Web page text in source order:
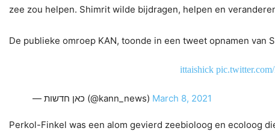
zee zou helpen. Shimrit wilde bijdragen, helpen en
De publieke omroep KAN, toonde in een tweet opnamen van
— כאן חדשות (@kann_news) March 8, 2021
Perkol-Finkel was een alom gevierd zeebioloog en ecoloog